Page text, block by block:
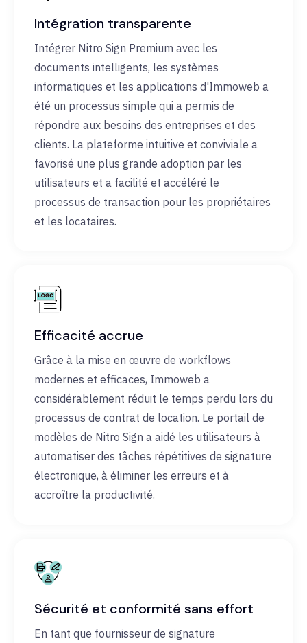
Intégration transparente
Intégrer Nitro Sign Premium avec les
documents intelligents, les systèmes
informatiques et les applications d'Immoweb a
été un processus simple qui a permis de
répondre aux besoins des entreprises et des
clients. La plateforme intuitive et conviviale a
favorisé une plus grande adoption par les
utilisateurs et a facilité et accéléré le
processus de transaction pour les propriétaires
et les locataires.
Efficacité accrue
Grâce à la mise en œuvre de workflows
modernes et efficaces, Immoweb a
considérablement réduit le temps perdu lors du
processus de contrat de location. Le portail de
modèles de Nitro Sign a aidé les utilisateurs à
automatiser des tâches répétitives de signature
électronique, à éliminer les erreurs et à
accroître la productivité.
Sécurité et conformité sans effort
En tant que fournisseur de signature